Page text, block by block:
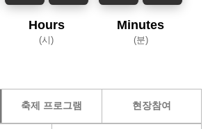
Hours
시
Minutes
분
축제 프로그램 현장참여